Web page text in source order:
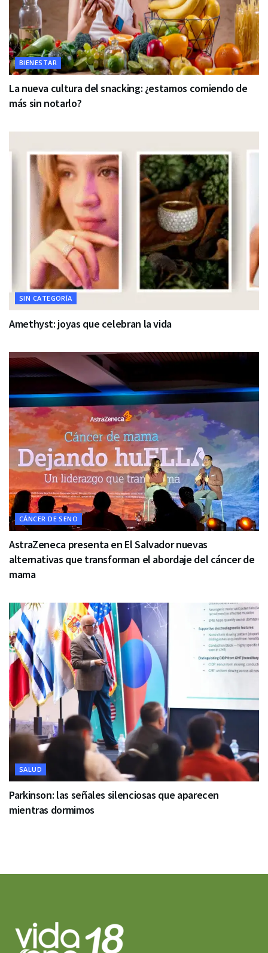
BIENESTAR
La nueva cultura del snacking: ¿estamos comiendo de
más sin notarlo?
SIN CATEGORÍA
Amethyst: joyas que celebran la vida
CÁNCER DE SENO
AstraZeneca presenta en El Salvador nuevas
alternativas que transforman el abordaje del cáncer de
mama
SALUD
Parkinson: las señales silenciosas que aparecen
mientras dormimos